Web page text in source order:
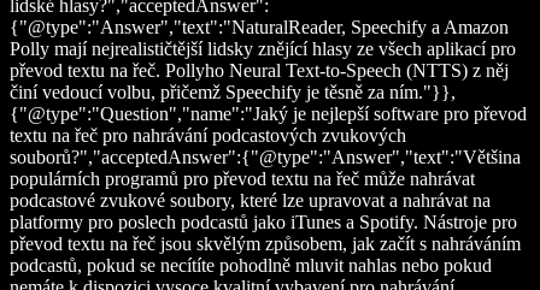
lidské hlasy?","acceptedAnswer":
{"@type":"Answer","text":"NaturalReader, Speechify a Amazon
Polly mají nejrealističtější lidsky znějící hlasy ze všech aplikací pro
převod textu na řeč. Pollyho Neural Text-to-Speech (NTTS) z něj
činí vedoucí volbu, přičemž Speechify je těsně za ním."}},
{"@type":"Question","name":"Jaký je nejlepší software pro převod
textu na řeč pro nahrávání podcastových zvukových
souborů?","acceptedAnswer":{"@type":"Answer","text":"Většina
populárních programů pro převod textu na řeč může nahrávat
podcastové zvukové soubory, které lze upravovat a nahrávat na
platformy pro poslech podcastů jako iTunes a Spotify. Nástroje pro
převod textu na řeč jsou skvělým způsobem, jak začít s nahráváním
podcastů, pokud se necítíte pohodlně mluvit nahlas nebo pokud